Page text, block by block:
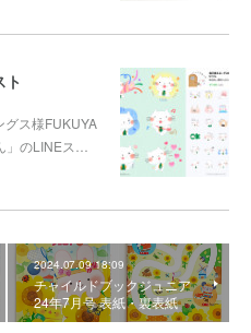
ス様FUKUYA
」のLINEス…
2024.07.09 18:09
チャイルドブックジュニア
24年7月号 表紙・裏表紙